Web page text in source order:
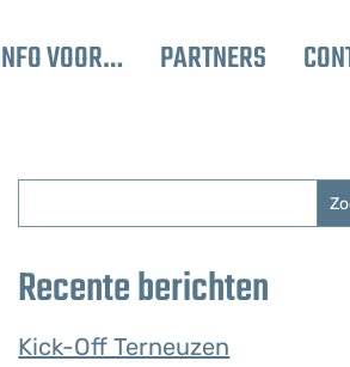
VOOR… PARTNERS
Recente berichten
Kick-Off Terneuzen